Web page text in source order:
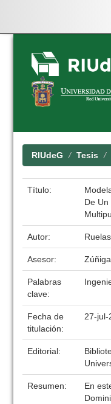
Skip
navigation
RIUdeG Tesis
Título:
De Un
Autor:
Asesor:
Palabras
clave:
Fecha de
titulación:
27-jul-
Editorial:
Resumen:
En